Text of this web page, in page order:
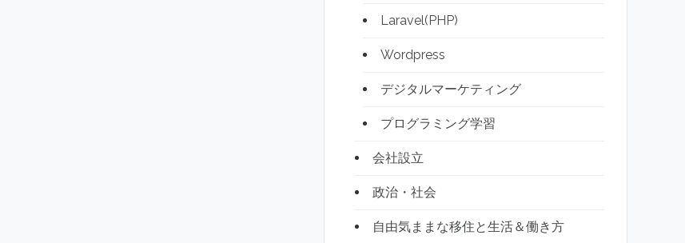
Laravel(PHP)
Wordpress
デジタルマーケティング
プログラミング学習
会社設立
政治・社会
自由気ままな移住と生活＆働き方